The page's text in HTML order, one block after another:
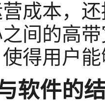
成本，
间的高
得用户
软件的